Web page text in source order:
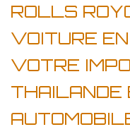
ROLLS
VOITURE
VOTRE
THAILANDE